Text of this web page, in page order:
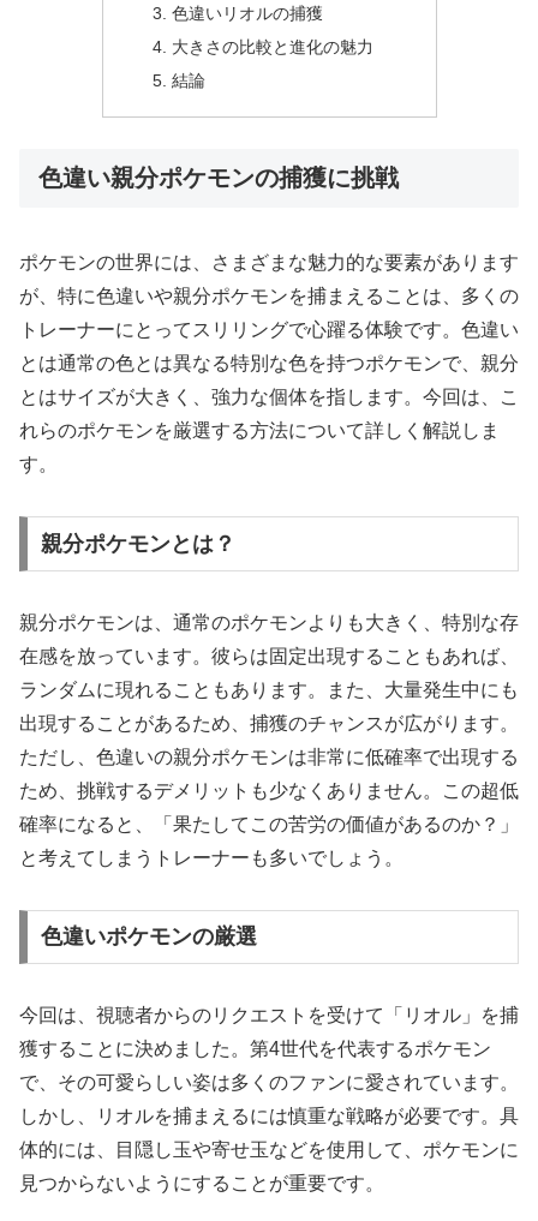
色違いリオルの捕獲
大きさの比較と進化の魅力
結論
色違い親分ポケモンの捕獲に挑戦
ポケモンの世界には、さまざまな魅力的な要素があります
が、特に色違いや親分ポケモンを捕まえることは、多くの
トレーナーにとってスリリングで心躍る体験です。色違い
とは通常の色とは異なる特別な色を持つポケモンで、親分
とはサイズが大きく、強力な個体を指します。今回は、こ
れらのポケモンを厳選する方法について詳しく解説しま
す。
親分ポケモンとは？
親分ポケモンは、通常のポケモンよりも大きく、特別な存
在感を放っています。彼らは固定出現することもあれば、
ランダムに現れることもあります。また、大量発生中にも
出現することがあるため、捕獲のチャンスが広がります。
ただし、色違いの親分ポケモンは非常に低確率で出現する
ため、挑戦するデメリットも少なくありません。この超低
確率になると、「果たしてこの苦労の価値があるのか？」
と考えてしまうトレーナーも多いでしょう。
色違いポケモンの厳選
今回は、視聴者からのリクエストを受けて「リオル」を捕
獲することに決めました。第4世代を代表するポケモン
で、その可愛らしい姿は多くのファンに愛されています。
しかし、リオルを捕まえるには慎重な戦略が必要です。具
体的には、目隠し玉や寄せ玉などを使用して、ポケモンに
見つからないようにすることが重要です。